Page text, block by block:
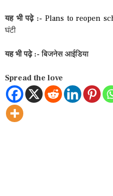
यह भी पढ़े :- Plans to reopen
घंटी
यह भी पढ़े :- बिजनेस आईडिया
Spread the love